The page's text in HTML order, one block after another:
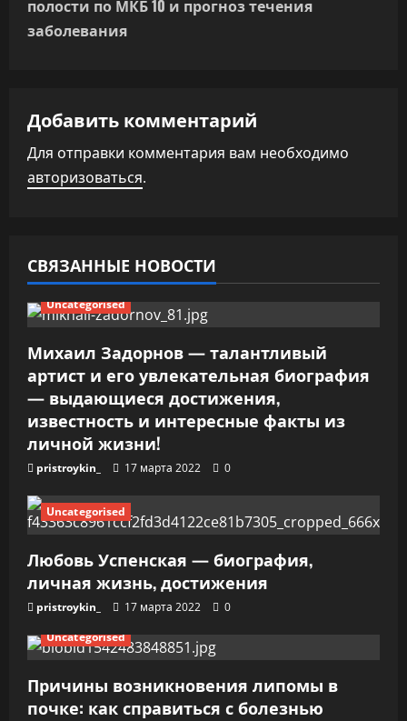
г
и
я
з
а
п
и
с
я
м
полости по МКБ 10 и прогноз течения
заболевания
Добавить комментарий
Для отправки комментария вам необходимо
авторизоваться.
СВЯЗАННЫЕ НОВОСТИ
Uncategorised
Михаил Задорнов — талантливый
артист и его увлекательная биография
— выдающиеся достижения,
известность и интересные факты из
личной жизни!
pristroykin_ 17 марта 2022 0
Uncategorised
Любовь Успенская — биография,
личная жизнь, достижения
pristroykin_ 17 марта 2022
0
Uncategorised
Причины возникновения липомы в
почке: как справиться с болезнью